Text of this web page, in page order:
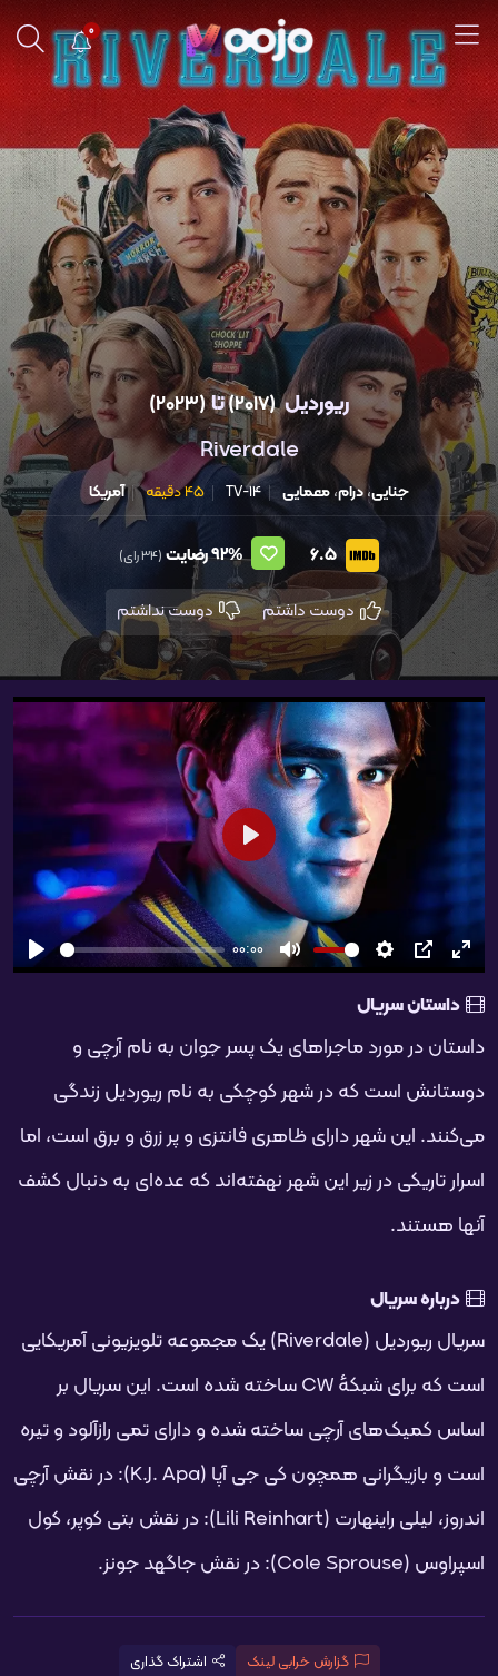
0
ریوردیل(2017) تا(2023)
Riverdale
جنایی،درام،معمایی TV-14 45 دقیقه آمریکا
6.5
92%رضایت (34 رای)
شروع
00:00
بی‌صدا تنظیمات
PIP تمام
شروع
داستان سریال
داستان در مورد ماجراهای یک پسر جوان به نام آرچی و
دوستانش است که در شهر کوچکی به نام ریوردیل زندگی
می‌کنند. این شهر دارای ظاهری فانتزی و پر زرق و برق است، اما
اسرار تاریکی در زیر این شهر نهفته‌اند که عده‌ای به دنبال کشف
آنها هستند.
درباره سریال
سریال ریوردیل (Riverdale) یک مجموعه تلویزیونی آمریکایی
است که برای شبکهٔ CW ساخته شده است. این سریال بر
اساس کمیک‌های آرچی ساخته شده و دارای تمی رازآلود و تیره
است و بازیگرانی همچون کی جی آپا (K.J. Apa): در نقش آرچی
اندروز، لیلی راینهارت (Lili Reinhart): در نقش بتی کوپر، کول
اسپراوس (Cole Sprouse): در نقش جاگهد جونز.
گزارش خرابی لینک اشتراک گذاری